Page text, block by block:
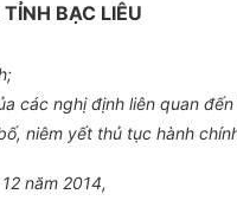
BẠC LIÊU
các nghị định liên quan
niêm yết thủ tục hành
năm 2014,